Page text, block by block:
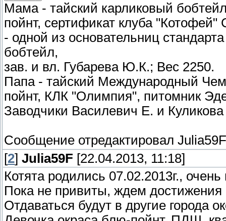
Мама - тайский карликовый
пойнт, сертификат клуба
- одной из основательниц
бобтейл,
зав. и вл. Губарева Ю.К.; Вес 2250.
Папа - тайский Международный
пойнт, КЛК "Олимпия", питомник
Заводчики Василевич Е. и
Сообщение отредактировал Julia59F
[2] Julia59F [22.04.2013, 11:18]
Котята родились 07.02.2013г.,
Пока не привиты, ждем достижения
Отдаваться будут в другие города